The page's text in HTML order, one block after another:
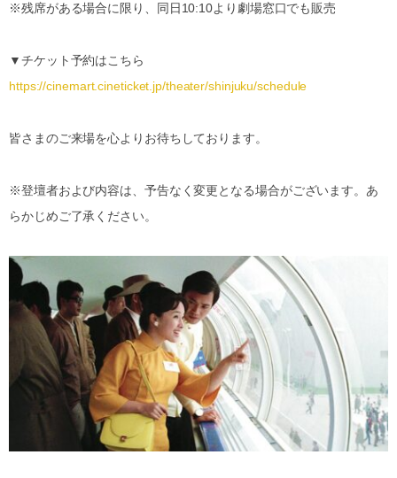
※残席がある場合に限り、同日10:10より劇場窓口でも販売
▼チケット予約はこちら
https://cinemart.cineticket.jp/theater/shinjuku/schedule
皆さまのご来場を心よりお待ちしております。
※登壇者および内容は、予告なく変更となる場合がございます。あ
らかじめご了承ください。